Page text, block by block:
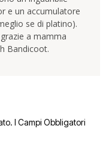
e un accumulatore
se di platino).
a mamma
Bandicoot.
I Campi Obbligatori